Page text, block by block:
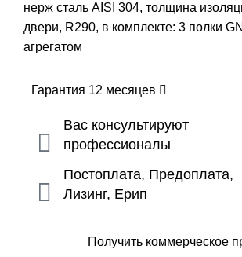
нерж сталь AISI 304, толщина
двери, R290, в комплекте: 3 полки
агрегатом
Гарантия 12 месяцев
Вас консультируют
профессионалы
Постоплата, Предоплата,
Лизинг, Ерип
Получить коммерческое